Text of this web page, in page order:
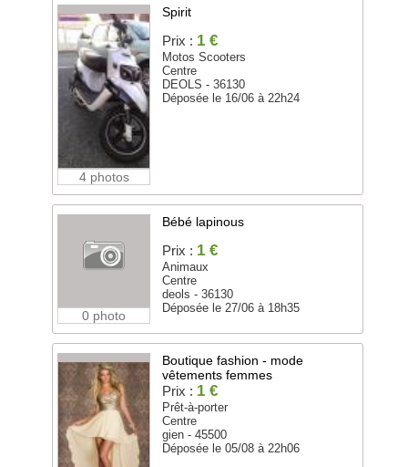
4 photos
Spirit
Prix : 1 €
Motos Scooters
Centre
DEOLS - 36130
Déposée le 16/06 à 22h24
0 photo
Bébé lapinous
Prix : 1 €
Animaux
Centre
deols - 36130
Déposée le 27/06 à 18h35
Boutique fashion - mode
vêtements femmes
Prix : 1 €
Prêt-à-porter
Centre
gien - 45500
Déposée le 05/08 à 22h06